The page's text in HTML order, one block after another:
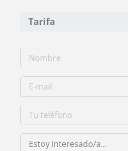
Tarifa